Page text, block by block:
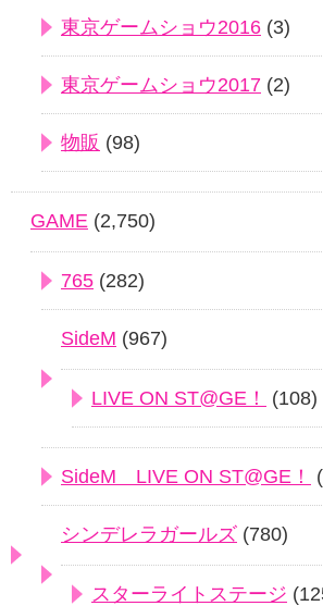
東京ゲームショウ2016 (3)
東京ゲームショウ2017 (2)
物販 (98)
GAME (2,750)
765 (282)
SideM (967)
LIVE ON ST@GE！ (108)
SideM LIVE ON ST@GE！
シンデレラガールズ (780)
スターライトステージ